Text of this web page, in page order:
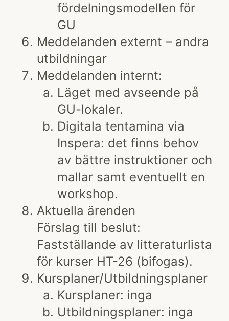
fördelningsmodellen för
GU
Meddelanden externt – andra
utbildningar
Meddelanden internt:
Läget med avseende på
GU-lokaler.
Digitala tentamina via
Inspera: det finns behov
av bättre instruktioner och
mallar samt eventuellt en
workshop.
Aktuella ärenden
Förslag till beslut:
Fastställande av litteraturlista
för kurser HT-26 (bifogas).
Kursplaner/Utbildningsplaner
Kursplaner: inga
Utbildningsplaner: inga